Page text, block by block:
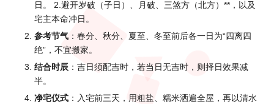
日。 2.避开岁破（子日）、月破、三煞方（北方）**，以及
宅主本命冲日。
参考节气 ：春分、秋分、夏至、冬至前后各一日为“四离四
绝”，不宜搬家。
结合时辰 ：吉日须配吉时，若当日无吉时，则择日效果减
半。
净宅仪式 ：入宅前三天，用粗盐、糯米洒遍全屋，再以清水